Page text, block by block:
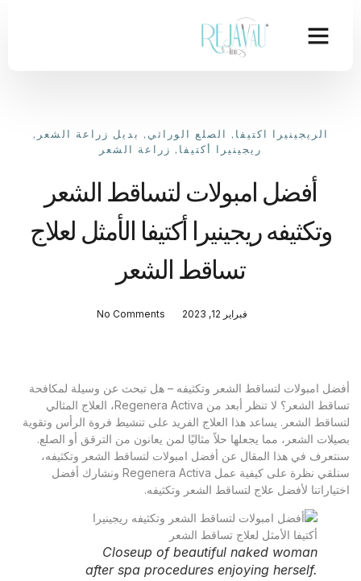
الريجينيرا اكتيفا , الصلع الوراثي , بديل زراعة الشعر ,
ريجينيرا أكتيفا , زراعة الشعر
أفضل امبولات لتساقط الشعر
وتكثيفه ريجينيرا أكتيفا الأمثل لعلاج
تساقط الشعر
فبراير 12, 2023 No Comments
أفضل امبولات لتساقط الشعر وتكثيفه – هل تبحث عن وسيلة لمكافحة
تساقط الشعر؟ لا تنظر أبعد من Regenera Activa، العلاج المثالي
لتساقط الشعر. يساعد هذا العلاج الفريد على تنشيط فروة الرأس وتقوية
بصيلات الشعر، مما يجعلها حلاً مثاليًا لمن يعانون من الترقق أو الصلع.
سنتعرف في هذا المقال عن أفضل امبولات لتساقط الشعر وتكثيفه،
سنلقي نظرة على كيفية عمل Regenera Activa ونشارك أفضل
اختياراتنا لأفضل علاج لتساقط الشعر وتكثيفه.
Closeup of beautiful naked woman
after spa procedures enjoying herself.